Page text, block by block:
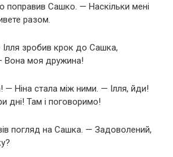
поправив Сашко. — Наскільки мені
разом.
зробив крок до Сашка,
Вона моя дружина!
Ніна стала між ними. — Ілля, йди!
дні! Там і поговоримо!
погляд на Сашка. — Задоволений,